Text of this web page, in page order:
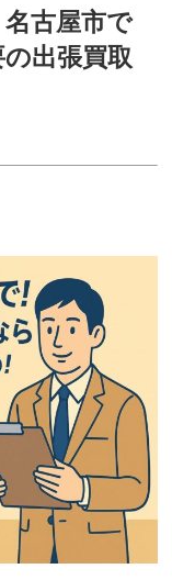
古屋市で
出張買取